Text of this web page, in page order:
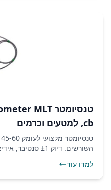
cb, למטעים וכרמים
השורשים. דיוק ±1
למדו עוד